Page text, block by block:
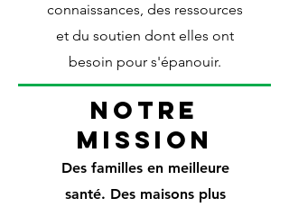
connaissances, des ressources
et du soutien dont elles ont
besoin pour s'épanouir.
Notre
mission
Des familles en meilleure
santé. Des maisons plus